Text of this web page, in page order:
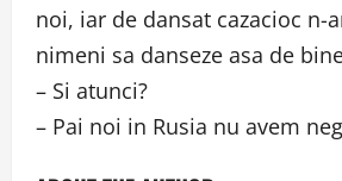
noi, iar de dansat cazacioc n-
nimeni sa danseze asa de
– Si atunci?
– Pai noi in Rusia nu avem